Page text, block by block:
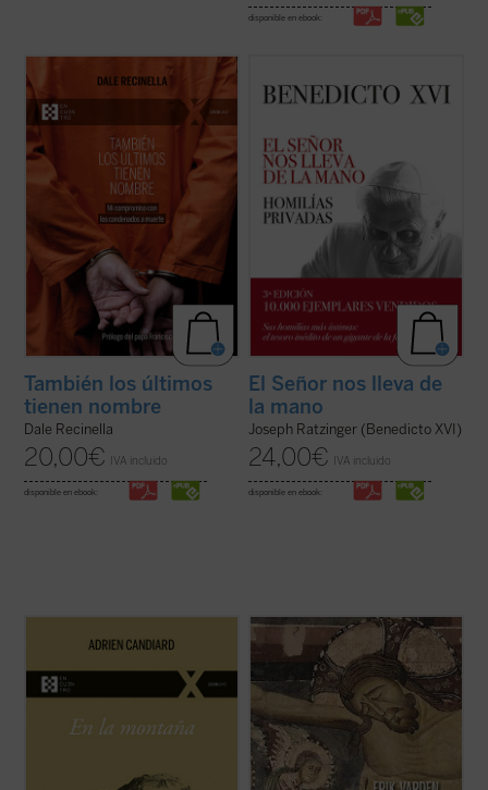
disponible en ebook:
Recinella nos invita a ver lo que casi nadie
quiere mirar: el rostro humano detrás de
una sentencia, el clamor que ningún
tribunal alcanza a oír. Mientras el tiempo se
acerca a su final, él permanece junto ...
(ver
ficha)
También los últimos
tienen nombre
Dale Recinella
20,00€ IVA incluido
disponible en ebook:
libertad de espíritu de Joseph Ratzinger
resplandecen plenamente en estas
actualidad de la vida del creyente. ...
ficha)
El Señor nos lleva de
la mano
Joseph Ratzinger (Benedicto XVI)
24,00€ IVA incluido
disponible en ebook:
Adrien Candiard nos conduce al corazón
proclama las Bienaventuranzas y propone
exigencias que parecen inalcanzables:
¿Qué hacer cuando el sufrimiento se
vuelve insoportable y las respuestas
convencionales ya no bastan? El monje y
obispo Erik Varden nos propone un camino.
Inspirándose en un antiguo poema
cisterciense, este libro nos invita a
contemplar ...